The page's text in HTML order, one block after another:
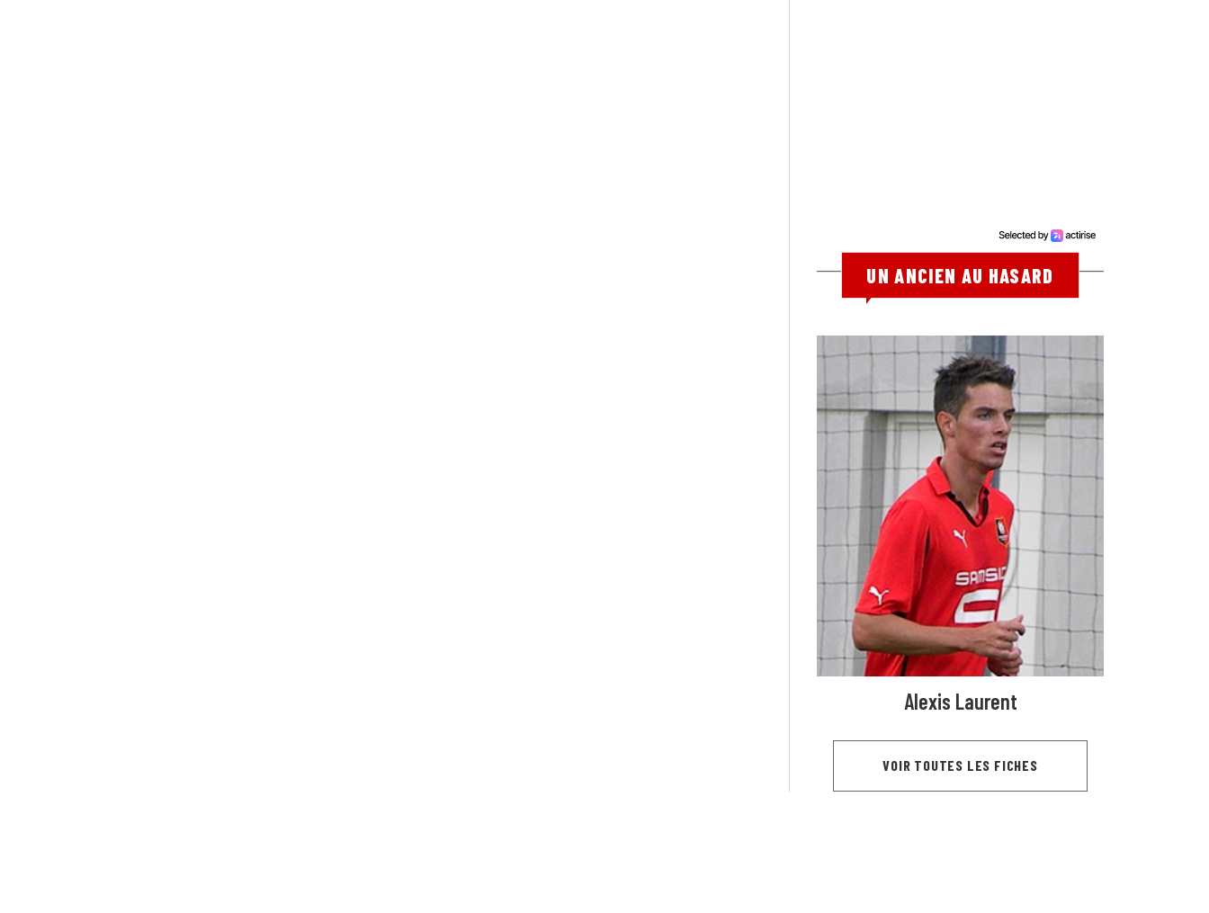
UN ANCIEN AU HASARD
Alexis Laurent
VOIR TOUTES LES FICHES